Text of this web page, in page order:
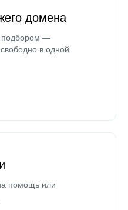
домена
подбором —
в одной
помощь или